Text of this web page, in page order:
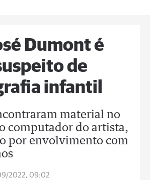
Dumont é
de
infantil
material no
computador do artista,
por envolvimento com
2022, 09:02